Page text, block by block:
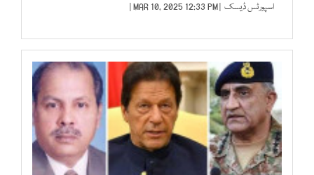
اسپورٹس ڈیسک | MAR 10, 2025 12:33 PM |